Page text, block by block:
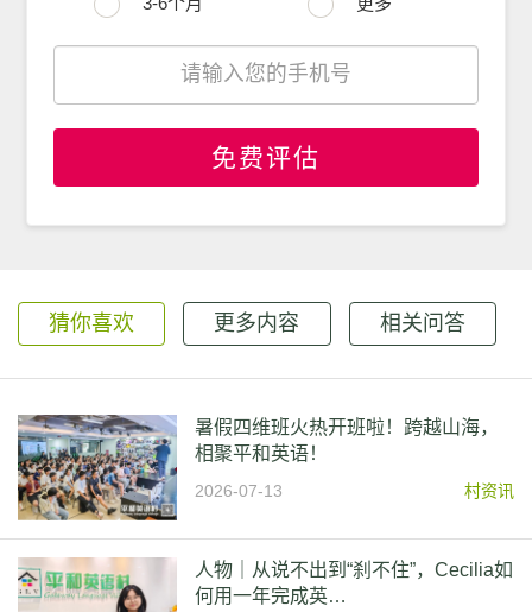
免费评估
猜你喜欢 更多内容 相关问答
暑假四维班火热开班啦！跨越山海，
相聚平和英语！
2026-07-13 村资讯
人物｜从说不出到“刹不住”，Cecilia如
何用一年完成英…